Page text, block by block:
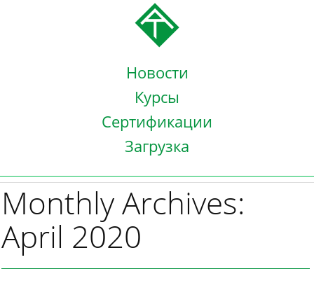
Новости
Курсы
Сертификации
Загрузка
Monthly Archives:
April 2020